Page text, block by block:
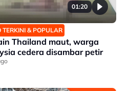
01:20
TERKINI & POPULAR
Thailand maut, warga
cedera disambar petir